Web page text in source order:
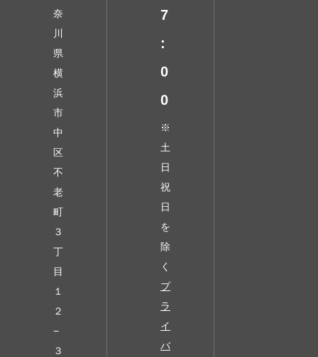
奈
川
県
横
浜
市
中
区
不
老
町
３
丁
目
１
２
−
３
7
:
0
0
※
土
日
祝
日
を
除
く
プ
ラ
イ
バ